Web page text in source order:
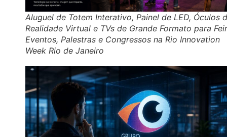
Aluguel de Totem Interativo, Painel de LED, Óculos
Realidade Virtual e TVs de Grande Formato para
Eventos, Palestras e Congressos na Rio Innovation
Week Rio de Janeiro